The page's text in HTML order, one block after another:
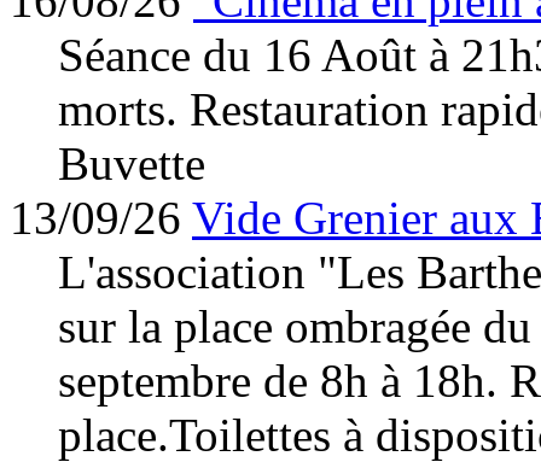
Séance du 16 Août à
morts. Restauration
Buvette
13/09/26 Vide Grenier aux
L'association "Les
sur la place ombragée
septembre de 8h à 18h.
place.Toilettes à